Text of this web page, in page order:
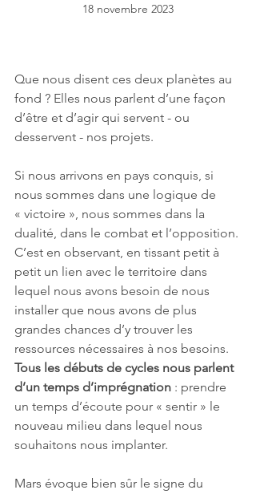
18 novembre 2023
Que nous disent ces deux planètes au
fond ? Elles nous parlent d’une façon
d’être et d’agir qui servent - ou
desservent - nos projets.
Si nous arrivons en pays conquis, si
nous sommes dans une logique de
« victoire », nous sommes dans la
dualité, dans le combat et l’opposition.
C’est en observant, en tissant petit à
petit un lien avec le territoire dans
lequel nous avons besoin de nous
installer que nous avons de plus
grandes chances d’y trouver les
ressources nécessaires à nos besoins.
Tous les débuts de cycles nous parlent
d’un temps d’imprégnation : prendre
un temps d’écoute pour « sentir » le
nouveau milieu dans lequel nous
souhaitons nous implanter.
Mars évoque bien sûr le signe du